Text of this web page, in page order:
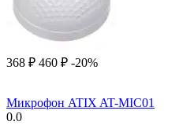
‍368‍ ₽ ‍460‍ ₽ -20%
Микрофон ATIX AT-MIC01
0.0